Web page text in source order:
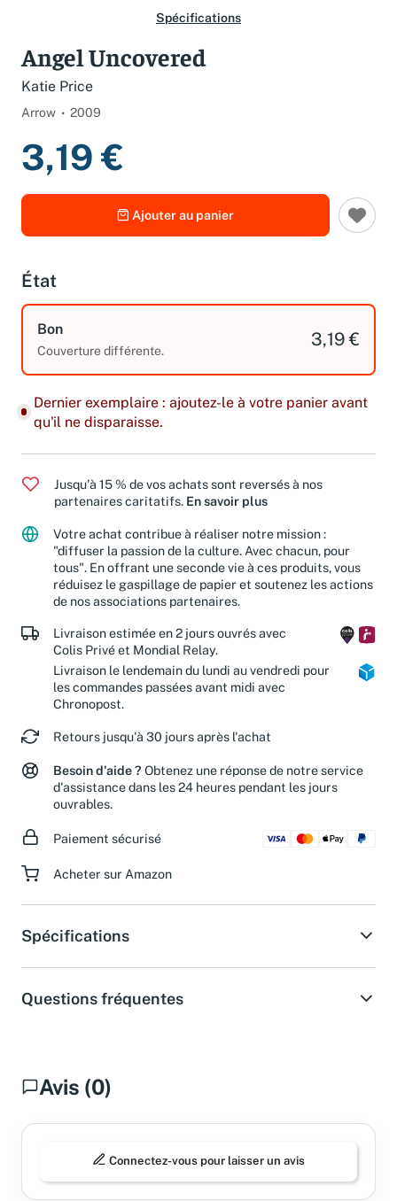
Spécifications
Angel Uncovered
Katie Price
Arrow 2009
3,19 €
Ajouter au panier
État
Bon
Couverture différente.
3,19 €
Dernier exemplaire : ajoutez-le à votre panier avant
qu'il ne disparaisse.
Jusqu'à 15 % de vos achats sont reversés à nos
partenaires caritatifs. En savoir plus
Votre achat contribue à réaliser notre mission :
"diffuser la passion de la culture. Avec chacun, pour
tous". En offrant une seconde vie à ces produits, vous
réduisez le gaspillage de papier et soutenez les actions
de nos associations partenaires.
Livraison estimée en 2 jours ouvrés avec
Colis Privé et Mondial Relay.
Livraison le lendemain du lundi au vendredi pour
les commandes passées avant midi avec
Chronopost.
Retours jusqu'à 30 jours après l'achat
Besoin d'aide ? Obtenez une réponse de notre service
d'assistance dans les 24 heures pendant les jours
ouvrables.
Paiement sécurisé
Acheter sur Amazon
Spécifications
Questions fréquentes
Avis (0)
Connectez-vous pour laisser un avis